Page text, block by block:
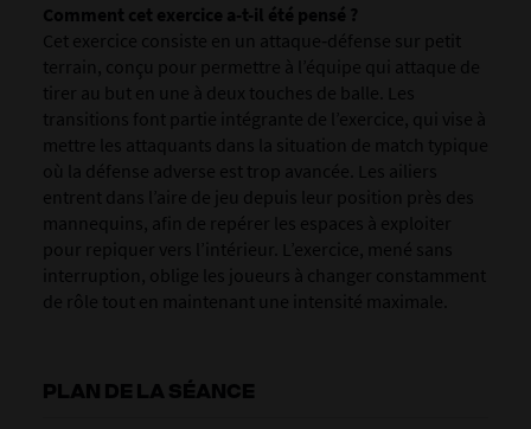
Comment cet exercice a-t-il été pensé ?
Cet exercice consiste en un attaque‑défense sur petit
terrain, conçu pour permettre à l’équipe qui attaque de
tirer au but en une à deux touches de balle. Les
transitions font partie intégrante de l’exercice, qui vise à
mettre les attaquants dans la situation de match typique
où la défense adverse est trop avancée. Les ailiers
entrent dans l’aire de jeu depuis leur position près des
mannequins, afin de repérer les espaces à exploiter
pour repiquer vers l’intérieur. L’exercice, mené sans
interruption, oblige les joueurs à changer constamment
de rôle tout en maintenant une intensité maximale.
PLAN DE LA SÉANCE